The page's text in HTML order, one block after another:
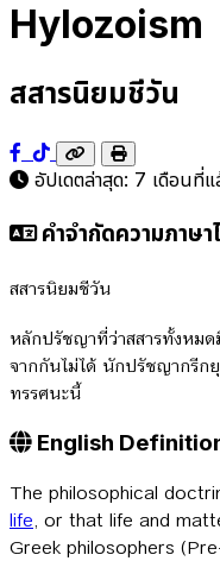
Hylozoism
สสารนิยมชีวัน
อัปเดตล่าสุด: 7 เดือนที่แ
คำจำกัดความภาษา
สสารนิยมชีวัน
หลักปรัชญาที่ว่าสสารทั้งหม
จากกันไม่ได้ นักปรัชญากรีก
ทรรศนะนี้
English
The philosophical
life, or that life and
Greek philosophers